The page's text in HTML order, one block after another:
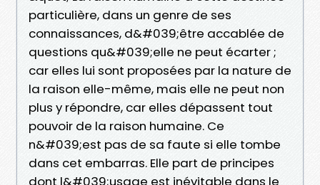
particulière, dans un genre de ses
connaissances, d&#039;être accablée de
questions qu&#039;elle ne peut écarter ;
car elles lui sont proposées par la nature de
la raison elle-même, mais elle ne peut non
plus y répondre, car elles dépassent tout
pouvoir de la raison humaine. Ce
n&#039;est pas de sa faute si elle tombe
dans cet embarras. Elle part de principes
dont l&#039;usage est inévitable dans le